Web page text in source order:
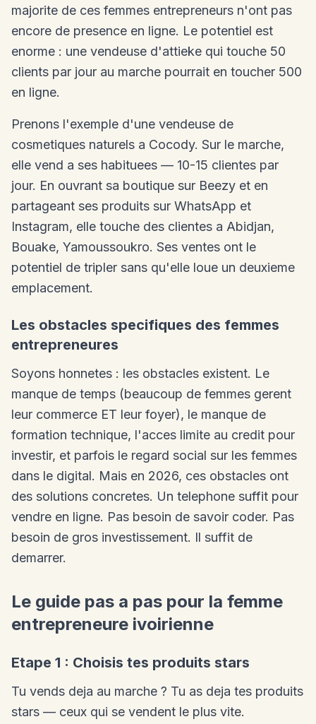
majorite de ces femmes entrepreneurs n'ont pas
encore de presence en ligne. Le potentiel est
enorme : une vendeuse d'attieke qui touche 50
clients par jour au marche pourrait en toucher 500
en ligne.
Prenons l'exemple d'une vendeuse de
cosmetiques naturels a Cocody. Sur le marche,
elle vend a ses habituees — 10-15 clientes par
jour. En ouvrant sa boutique sur Beezy et en
partageant ses produits sur WhatsApp et
Instagram, elle touche des clientes a Abidjan,
Bouake, Yamoussoukro. Ses ventes ont le
potentiel de tripler sans qu'elle loue un deuxieme
emplacement.
Les obstacles specifiques des femmes
entrepreneures
Soyons honnetes : les obstacles existent. Le
manque de temps (beaucoup de femmes gerent
leur commerce ET leur foyer), le manque de
formation technique, l'acces limite au credit pour
investir, et parfois le regard social sur les femmes
dans le digital. Mais en 2026, ces obstacles ont
des solutions concretes. Un telephone suffit pour
vendre en ligne. Pas besoin de savoir coder. Pas
besoin de gros investissement. Il suffit de
demarrer.
Le guide pas a pas pour la femme
entrepreneure ivoirienne
Etape 1 : Choisis tes produits stars
Tu vends deja au marche ? Tu as deja tes produits
stars — ceux qui se vendent le plus vite.